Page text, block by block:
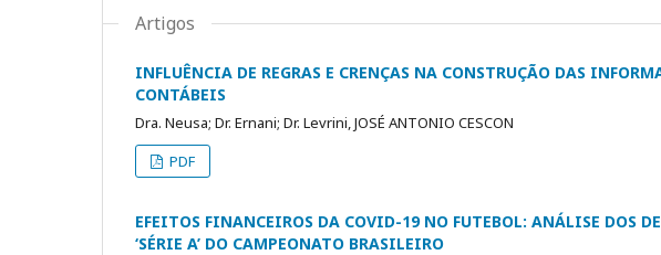
Artigos
INFLUÊNCIA DE REGRAS E CRENÇAS NA CONSTRUÇÃO DAS
CONTÁBEIS
Dra. Neusa; Dr. Ernani; Dr. Levrini, JOSÉ ANTONIO CESCON
PDF
EFEITOS FINANCEIROS DA COVID-19 NO FUTEBOL: ANÁLISE DOS
‘SÉRIE A’ DO CAMPEONATO BRASILEIRO